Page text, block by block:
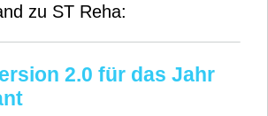
zu ST Reha:
2.0 für das Jahr